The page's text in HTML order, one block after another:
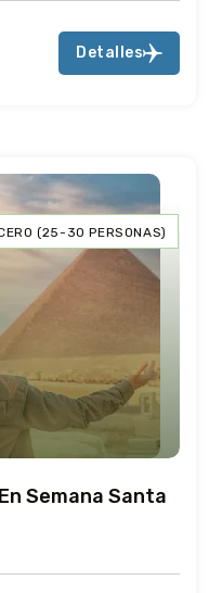
Detalles
(25-30 PERSONAS)
Semana Santa